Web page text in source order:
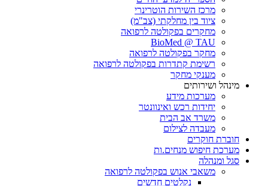
מרכז השירות הוטרינרי
ציוד בין מחלקתי (צב"מ)
מחקרים בפקולטה לרפואה
BioMed @ TAU
מחקר בפקולטה לרפואה
רשימת קתדרות בפקולטה לרפואה
מענקי מחקר
מינהל ושירותים
מערכות מידע
יחידות רכש ואינוונטר
משרד אב הבית
מעבדה לצילום
חוברת חוקרים
מערכת חיפוש מנחים.ות
סגל ומנהלה
משאבי אנוש בפקולטה לרפואה
נקלטים חדשים